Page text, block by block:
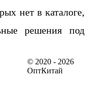
нет в каталоге,
решения под
© 2020 - 2026
ОптКитай